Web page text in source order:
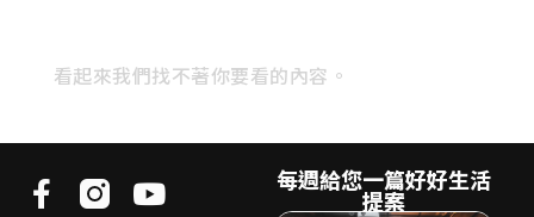
看起來我們找不著你要看的內容。
每週給您一篇好好生活
提案